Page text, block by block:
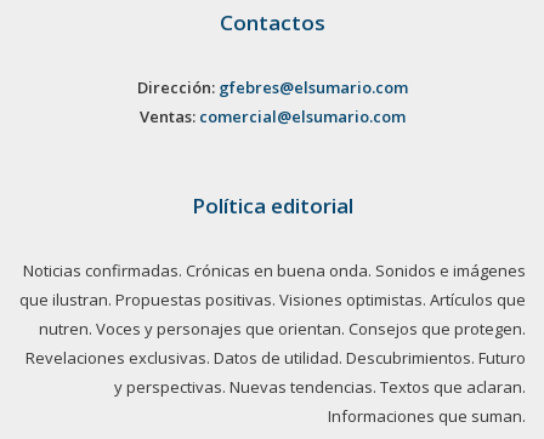
Contactos
Dirección: gfebres@elsumario.com
Ventas: comercial@elsumario.com
Política editorial
Noticias confirmadas. Crónicas en buena onda. Sonidos e imágenes
que ilustran. Propuestas positivas. Visiones optimistas. Artículos que
nutren. Voces y personajes que orientan. Consejos que protegen.
Revelaciones exclusivas. Datos de utilidad. Descubrimientos. Futuro
y perspectivas. Nuevas tendencias. Textos que aclaran.
Informaciones que suman.